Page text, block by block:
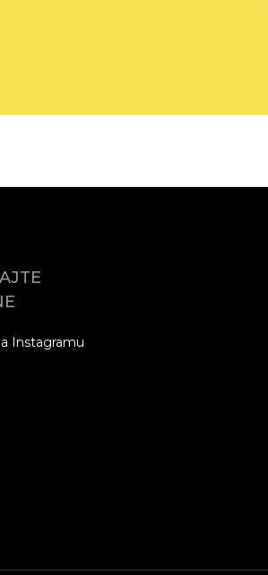
Instagramu